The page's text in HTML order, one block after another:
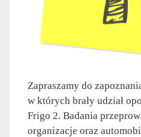
Zapraszamy do
w których brały udział
Frigo 2. Badania
organizacje oraz